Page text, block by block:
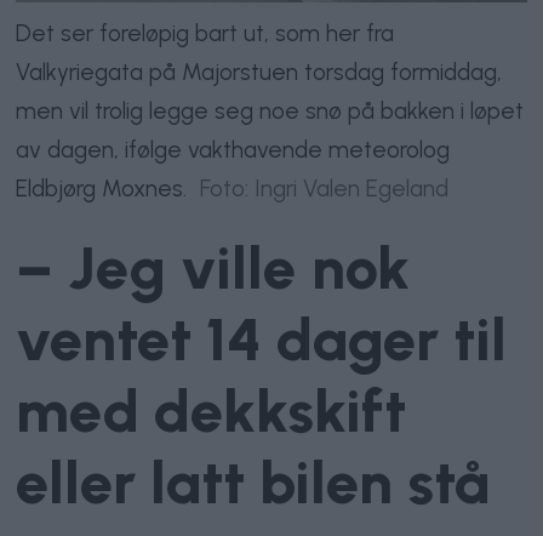
Det ser foreløpig bart ut, som her fra
Valkyriegata på Majorstuen torsdag formiddag,
men vil trolig legge seg noe snø på bakken i løpet
av dagen, ifølge vakthavende meteorolog
Eldbjørg Moxnes. Foto: Ingri Valen Egeland
– Jeg ville nok
ventet 14 dager til
med dekkskift
eller latt bilen stå